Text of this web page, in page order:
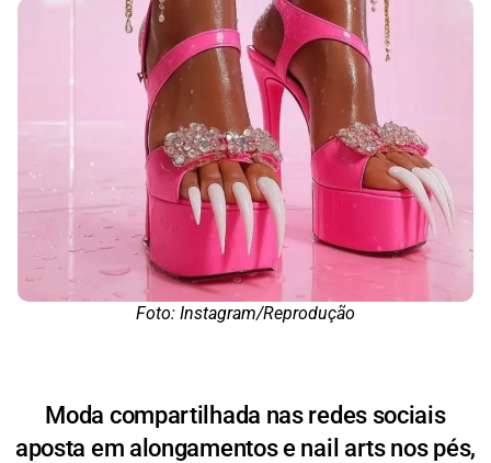
Foto: Instagram/Reprodução
Moda compartilhada nas redes sociais
aposta em alongamentos e nail arts nos pés,